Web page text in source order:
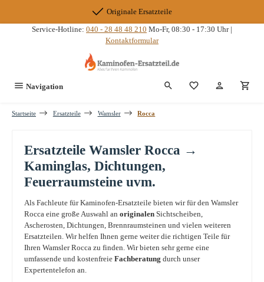
Originale Ersatzteile
Service-Hotline: 040 - 28 48 48 210 Mo-Fr, 08:30 - 17:30 Uhr |
Kontaktformular
Navigation Du hast 0
Startseite Ersatzteile Wamsler Rocca
Ersatzteile Wamsler Rocca →
Kaminglas, Dichtungen,
Feuerraumsteine uvm.
Als Fachleute für Kaminofen-Ersatzteile bieten wir für den Wamsler
Rocca eine große Auswahl an originalen Sichtscheiben,
Ascherosten, Dichtungen, Brennraumsteinen und vielen weiteren
Ersatzteilen. Wir helfen Ihnen gerne weiter die richtigen Teile für
Ihren Wamsler Rocca zu finden. Wir bieten sehr gerne eine
umfassende und kostenfreie Fachberatung durch unser
Expertentelefon an.